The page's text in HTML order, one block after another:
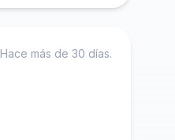
Hace más de 30 días.